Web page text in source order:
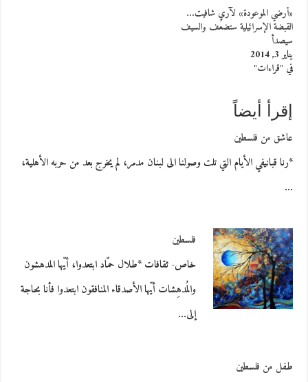
«أرضي الموعودة» لآري شافيت…
القبضة الإسرائيلية ستضعُف والسيف
سيصدأ
يناير 3, 2014
في "قراءات"
إقرأ أيضاً
عاشق من فلسطين
*رنا قبانيفي الأيام التي تلت وصولنا الى لبنان مدمر، لم يخرج بعد من حربه الأهلية،
…
فلسطين
خاص- ثقافات *طلال حمّاد ابتعدوا، أيّها المدهشون
والمُدهِشات أيّها الأصدقاء المنافقون ابتعدوا فأنا بحاجة
إلى…
طفل من فلسطين